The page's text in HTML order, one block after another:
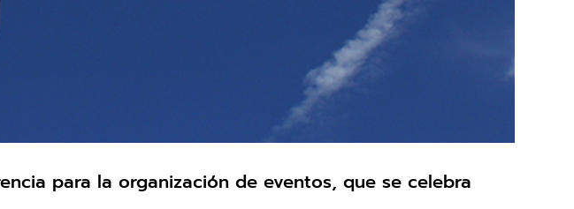
para la organización de eventos, que se celebra